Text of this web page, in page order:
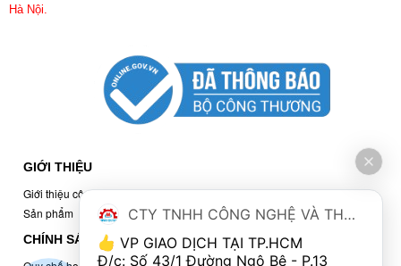
Hà Nội.
GIỚI THIỆU
Giới thiệu công ty
Sản phẩm
CHÍNH SÁCH
CTY TNHH CÔNG NGHỆ VÀ THƯƠNG MẠI MINH QUÂN
VP GIAO DỊCH TẠI TP.HCM
Đ/c: Số 43/1 Đường Ngô Bệ - P.13